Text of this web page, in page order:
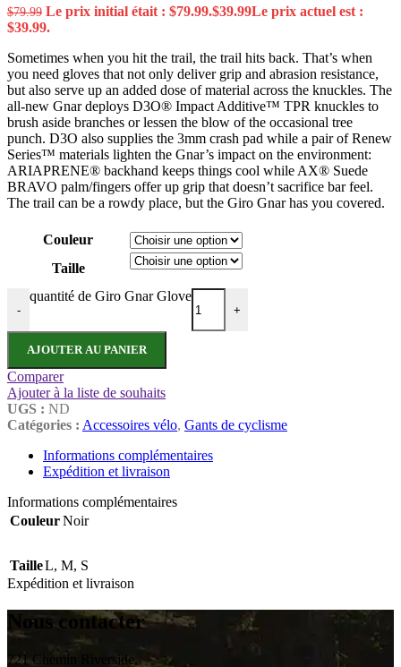
$79.99 Le prix initial était : $79.99.$39.99Le prix actuel est :
$39.99.
Sometimes when you hit the trail, the trail hits back. That’s when
you need gloves that not only deliver grip and abrasion resistance,
but also serve up an added dose of material across the knuckles. The
all-new Gnar deploys D3O® Impact Additive™ TPR knuckles to
brush aside branches or lessen the blow of the occasional tree
punch. D3O also supplies the 3mm crash pad while a pair of Renew
Series™ materials lighten the Gnar’s impact on the environment:
ARIAPRENE® backhand keeps things cool while AX® Suede
BRAVO palm/fingers offer up grip that doesn’t sacrifice bar feel.
The trail can be a rowdy place, but the Giro Gnar has you covered.
Couleur
Taille
-
quantité de Giro Gnar Glove
+
AJOUTER AU PANIER
Comparer
Ajouter à la liste de souhaits
UGS : ND
Catégories : Accessoires vélo, Gants de cyclisme
Informations complémentaires
Expédition et livraison
Informations complémentaires
CouleurNoir
TailleL, M, S
Expédition et livraison
Nous contacter
721 Chemin Riverside,